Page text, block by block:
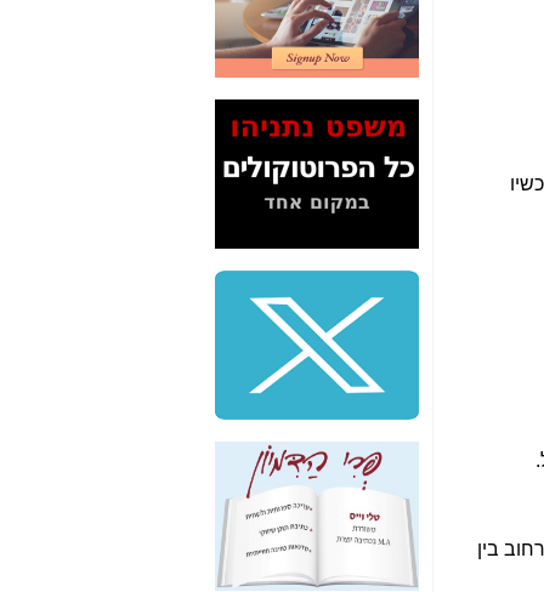
2" על תעלולי השר
משה כחלון -כאן
המשך חשיפת הבלוף
ששמו "מהפיכת
הסלולר" ואיך מסרסים
כאן
סיכום ביקור בסיליקון
משקיעות ומפתחות
באותם תחומים -כאן
שלמה פילבר (עד
לאחרונה מנכ"ל משרד
התקשורת) - עד
מדינה? הצחקתם
"יש אפליה בחקירה"?
חשיפה: למה השר
משה כחלון לא נחקר
עד היום? -
כאן
חשיפת חשד לשחיתות
הדומה לזו של "תיק